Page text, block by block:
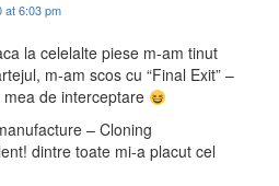
at 6:03 pm
la celelalte piese m-am tinut
m-am scos cu “Final Exit” –
de interceptare
– Cloning
dintre toate mi-a placut cel